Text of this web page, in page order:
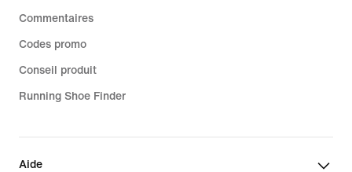
Commentaires
Codes promo
Conseil produit
Running Shoe Finder
Aide